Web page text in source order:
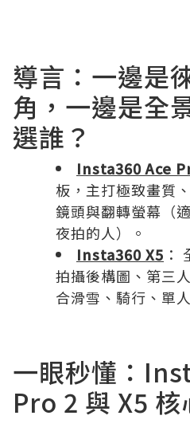
導言：一邊是
角，一邊是全
選誰？
Insta360 Ace
板，主打極致畫質
鏡頭與翻轉螢幕（
夜拍的人）。
Insta360 X5 ：
拍攝後構圖、第三
合滑雪、騎行、單
一眼秒懂：
Pro 2 與 X5